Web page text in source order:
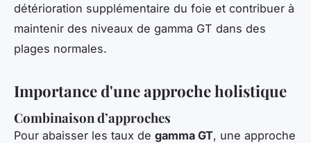
détérioration supplémentaire du foie et contribuer à
maintenir des niveaux de gamma GT dans des
plages normales.
Importance d'une approche holistique
Combinaison d’approches
Pour abaisser les taux de gamma GT, une approche